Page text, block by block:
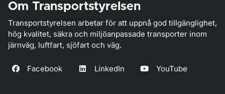
Om Transportstyrelsen
Transportstyrelsen arbetar för att uppnå god tillgänglighet,
hög kvalitet, säkra och miljöanpassade transporter inom
järnväg, luftfart, sjöfart och väg.
Facebook LinkedIn YouTube